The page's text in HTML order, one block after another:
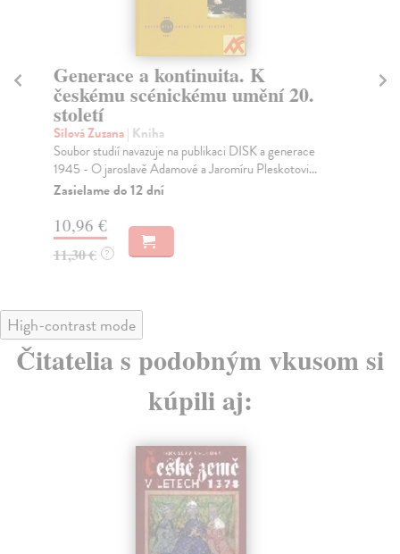
Generace a kontinuita. K
českému scénickému umění 20.
století
Sílová Zuzana| Kniha
Soubor studií navazuje na publikaci DISK a generace
1945 - O jaroslavě Adamové a Jaromíru Pleskotovi...
Zasielame do 12 dní
10,96 €
11,30 € ?
High-contrast mode
Čitatelia s podobným vkusom si
kúpili aj: